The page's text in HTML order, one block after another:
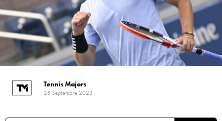
Tennis Majors
28 Septembre 2023